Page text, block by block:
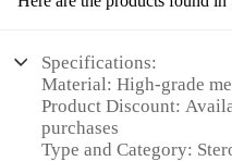
Specifications:
Material: High-grade
Product Discount:
purchases
Type and Category: